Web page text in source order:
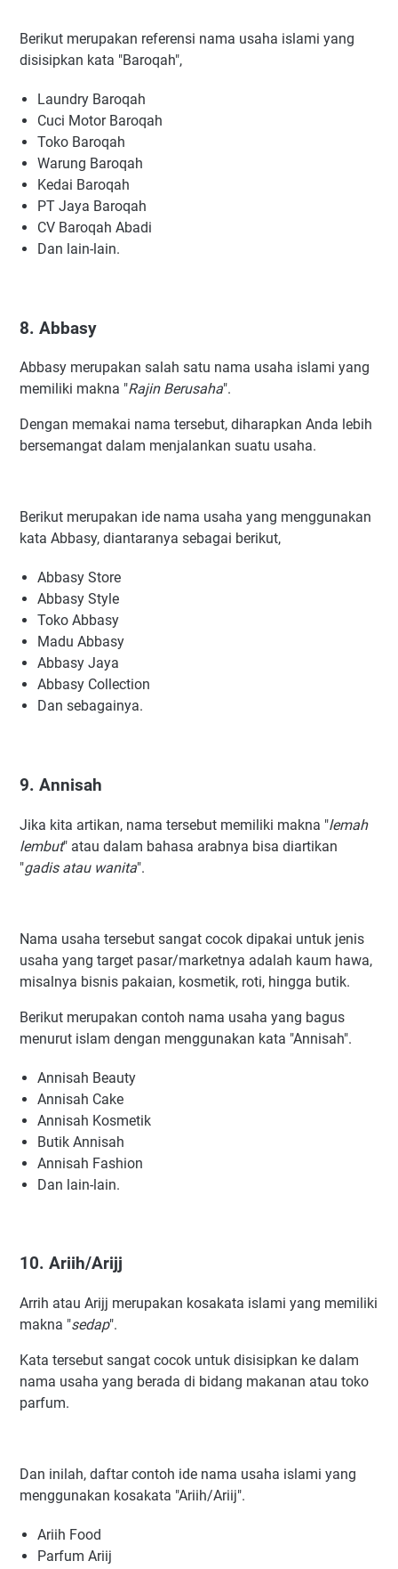
Berikut merupakan referensi nama usaha islami yang
disisipkan kata "Baroqah",
Laundry Baroqah
Cuci Motor Baroqah
Toko Baroqah
Warung Baroqah
Kedai Baroqah
PT Jaya Baroqah
CV Baroqah Abadi
Dan lain-lain.
8. Abbasy
Abbasy merupakan salah satu nama usaha islami yang
memiliki makna "Rajin Berusaha".
Dengan memakai nama tersebut, diharapkan Anda lebih
bersemangat dalam menjalankan suatu usaha.
Berikut merupakan ide nama usaha yang menggunakan
kata Abbasy, diantaranya sebagai berikut,
Abbasy Store
Abbasy Style
Toko Abbasy
Madu Abbasy
Abbasy Jaya
Abbasy Collection
Dan sebagainya.
9. Annisah
Jika kita artikan, nama tersebut memiliki makna "lemah
lembut" atau dalam bahasa arabnya bisa diartikan
"gadis atau wanita".
Nama usaha tersebut sangat cocok dipakai untuk jenis
usaha yang target pasar/marketnya adalah kaum hawa,
misalnya bisnis pakaian, kosmetik, roti, hingga butik.
Berikut merupakan contoh nama usaha yang bagus
menurut islam dengan menggunakan kata "Annisah".
Annisah Beauty
Annisah Cake
Annisah Kosmetik
Butik Annisah
Annisah Fashion
Dan lain-lain.
10. Ariih/Arijj
Arrih atau Arijj merupakan kosakata islami yang memiliki
makna "sedap".
Kata tersebut sangat cocok untuk disisipkan ke dalam
nama usaha yang berada di bidang makanan atau toko
parfum.
Dan inilah, daftar contoh ide nama usaha islami yang
menggunakan kosakata "Ariih/Ariij".
Ariih Food
Parfum Ariij